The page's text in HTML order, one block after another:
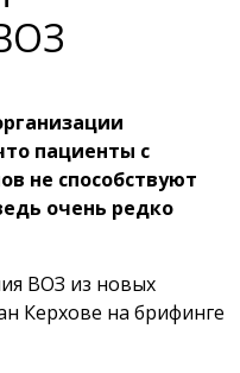
пациенты с
не способствуют
очень редко
ВОЗ из новых
Керхове на брифинге